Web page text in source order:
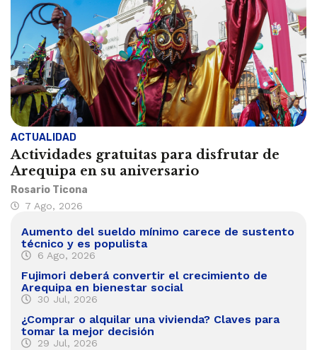
ACTUALIDAD
Actividades gratuitas para disfrutar de
Arequipa en su aniversario
Rosario Ticona
7 Ago, 2026
Aumento del sueldo mínimo carece de sustento
técnico y es populista
6 Ago, 2026
Fujimori deberá convertir el crecimiento de
Arequipa en bienestar social
30 Jul, 2026
¿Comprar o alquilar una vivienda? Claves para
tomar la mejor decisión
29 Jul, 2026